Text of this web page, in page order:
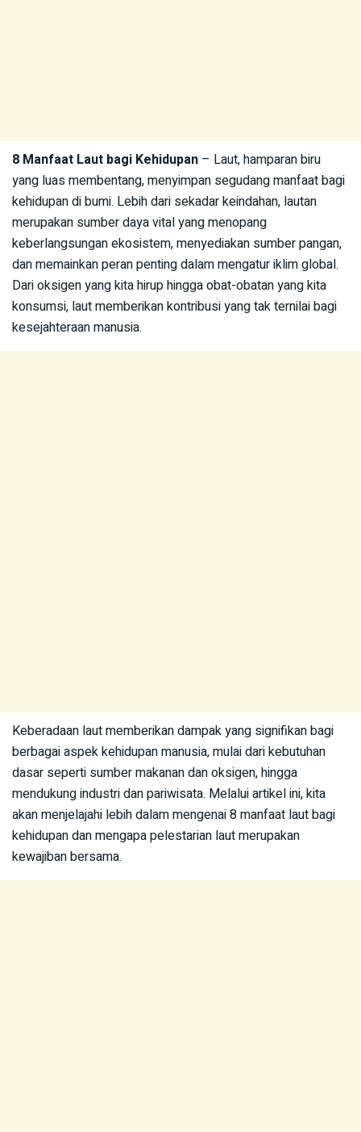
8 Manfaat Laut bagi Kehidupan – Laut, hamparan biru
yang luas membentang, menyimpan segudang manfaat bagi
kehidupan di bumi. Lebih dari sekadar keindahan, lautan
merupakan sumber daya vital yang menopang
keberlangsungan ekosistem, menyediakan sumber pangan,
dan memainkan peran penting dalam mengatur iklim global.
Dari oksigen yang kita hirup hingga obat-obatan yang kita
konsumsi, laut memberikan kontribusi yang tak ternilai bagi
kesejahteraan manusia.
Keberadaan laut memberikan dampak yang signifikan bagi
berbagai aspek kehidupan manusia, mulai dari kebutuhan
dasar seperti sumber makanan dan oksigen, hingga
mendukung industri dan pariwisata. Melalui artikel ini, kita
akan menjelajahi lebih dalam mengenai 8 manfaat laut bagi
kehidupan dan mengapa pelestarian laut merupakan
kewajiban bersama.